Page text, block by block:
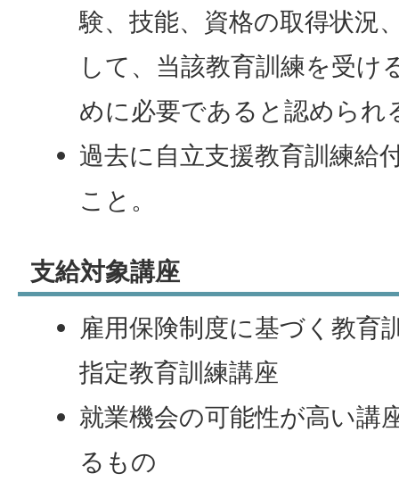
験、技能、資格の取得状況
して、当該教育訓練を受け
めに必要であると認められ
過去に自立支援教育訓練給
こと。
支給対象講座
雇用保険制度に基づく教育
指定教育訓練講座
就業機会の可能性が高い講
るもの